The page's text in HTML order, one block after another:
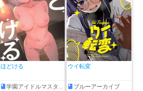
ほどける
学園アイドルマスター
ウイ転変
ブルーアーカイブ